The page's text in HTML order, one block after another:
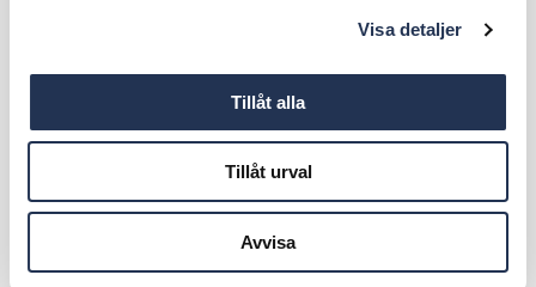
Visa detaljer
Tillåt alla
Tillåt urval
Avvisa
Jag kan svara på dina frågor om den här bilen. Fyll i
din e-postadress eller telefonnummer så hör vi av
oss.